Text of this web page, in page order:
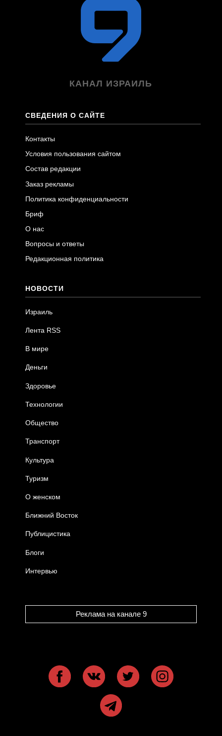
КАНАЛ ИЗРАИЛЬ
СВЕДЕНИЯ О САЙТЕ
Контакты
Условия пользования сайтом
Состав редакции
Заказ рекламы
Политика конфиденциальности
Бриф
О нас
Вопросы и ответы
Редакционная политика
НОВОСТИ
Израиль
Лента RSS
В мире
Деньги
Здоровье
Технологии
Общество
Транспорт
Культура
Туризм
О женском
Ближний Восток
Публицистика
Блоги
Интервью
Реклама на канале 9